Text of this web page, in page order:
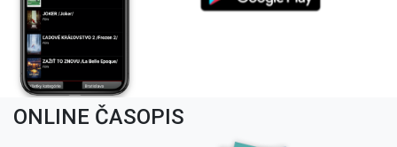
ONLINE ČASOPIS